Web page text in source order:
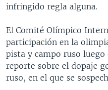
infringido regla alguna.
El Comité Olímpico
participación en la
pista y campo ruso
reporte sobre el dopaje
ruso, en el que se